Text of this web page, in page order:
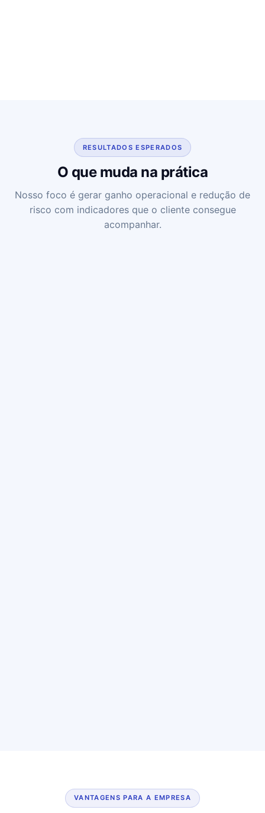
RESULTADOS ESPERADOS
O que muda na prática
Nosso foco é gerar ganho operacional e redução de
risco com indicadores que o cliente consegue
acompanhar.
VANTAGENS PARA A EMPRESA